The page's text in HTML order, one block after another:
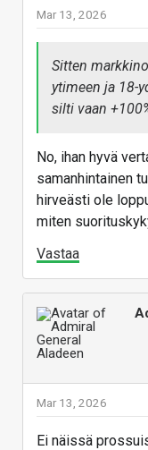
Mar 13, 2026
Sitten
ytimeen ja 18-
silti vaan
No, ihan hyvä
samanhintainen
hirveästi ole
miten
Vastaa
Mar 13, 2026
Ei näissä